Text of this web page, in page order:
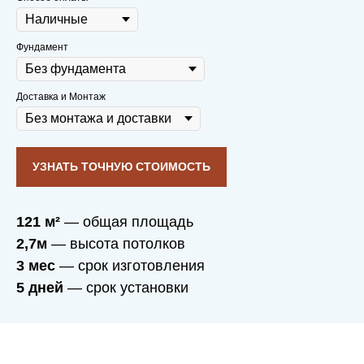
Фундамент
Доставка и Монтаж
УЗНАТЬ ТОЧНУЮ СТОИМОСТЬ
121 м² — общая площадь
2,7м — высота потолков
3 мес — срок изготовления
5 дней — срок установки
дополнительного освещения
не требуется.
Продуманная система вентиляции
пропускает достаточно воздуха для